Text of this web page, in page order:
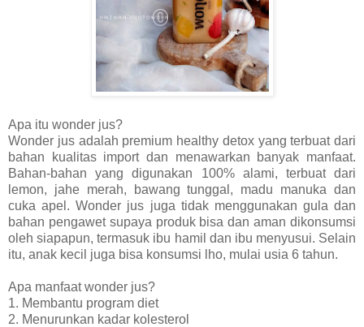
Apa itu wonder jus?
Wonder jus adalah premium healthy detox yang terbuat dari
bahan kualitas import dan menawarkan banyak manfaat.
Bahan-bahan yang digunakan 100% alami, terbuat dari
lemon, jahe merah, bawang tunggal, madu manuka dan
cuka apel. Wonder jus juga tidak menggunakan gula dan
bahan pengawet supaya produk bisa dan aman dikonsumsi
oleh siapapun, termasuk ibu hamil dan ibu menyusui. Selain
itu, anak kecil juga bisa konsumsi lho, mulai usia 6 tahun.
Apa manfaat wonder jus?
1. Membantu program diet
2. Menurunkan kadar kolesterol